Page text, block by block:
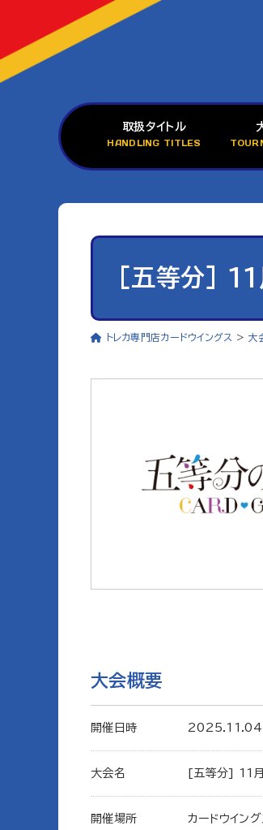
取扱タイトル
HANDLING TITLES
[五等分] 11
トレカ専門店カードウイングス > 大
大会概要
開催日時
大会名 [五等分] 11月
開催場所 カードウイン